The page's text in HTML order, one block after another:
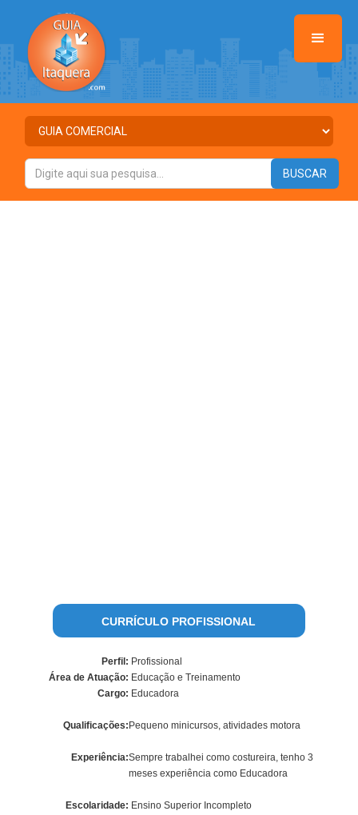
CURRÍCULO PROFISSIONAL
Perfil: Profissional
Área de Atuação: Educação e Treinamento
Cargo: Educadora
Qualificações: Pequeno minicursos, atividades motora
Experiência:Sempre trabalhei como costureira, tenho 3
meses experiência como Educadora
Escolaridade: Ensino Superior Incompleto